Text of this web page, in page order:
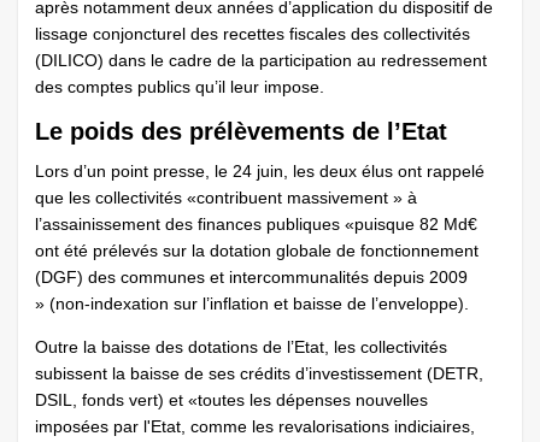
après notamment deux années d’application du dispositif de
lissage conjoncturel des recettes fiscales des collectivités
(DILICO) dans le cadre de la participation au redressement
des comptes publics qu’il leur impose.
Le poids des prélèvements de l’Etat
Lors d’un point presse, le 24 juin, les deux élus ont rappelé
que les collectivités «contribuent massivement » à
l’assainissement des finances publiques «puisque 82 Md€
ont été prélevés sur la dotation globale de fonctionnement
(DGF) des communes et intercommunalités depuis 2009
» (non-indexation sur l’inflation et baisse de l’enveloppe).
Outre la baisse des dotations de l’Etat, les collectivités
subissent la baisse de ses crédits d’investissement (DETR,
DSIL, fonds vert) et «toutes les dépenses nouvelles
imposées par l'Etat, comme les revalorisations indiciaires,